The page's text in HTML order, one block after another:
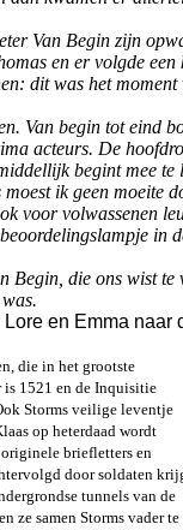
Van Begin zijn
en er volgde een
dit was het moment
Van begin tot eind
acteurs. De
begint mee te
ik geen moeite
voor volwassenen
in
Begin, die ons wist te
en Emma
die in het grootste
is 1521 en de Inquisitie
Storms veilige leventje
op heterdaad wordt
briefletters en
door soldaten
tunnels van de
ze samen Storms vader te